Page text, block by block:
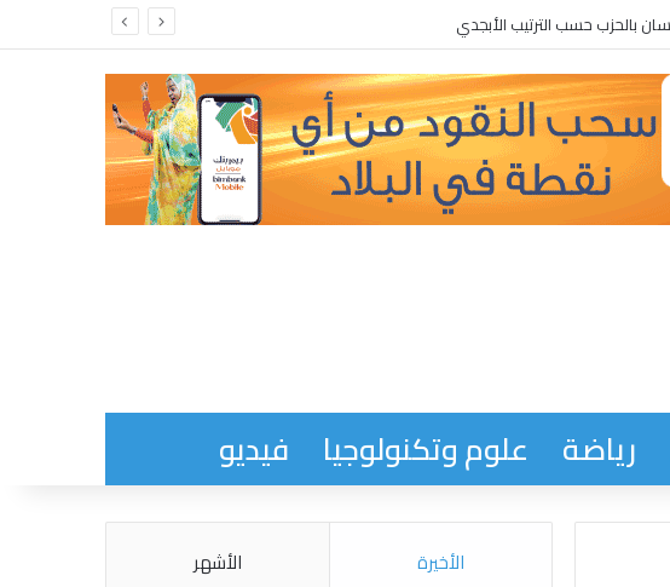
رياضة علوم وتكنولوجيا فيديو
الأخيرة الأشهر